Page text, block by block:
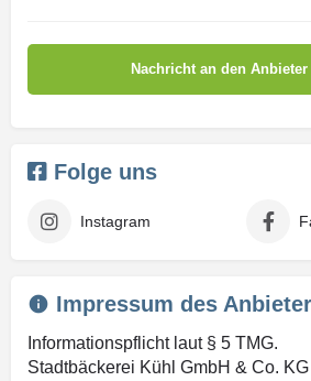
Folge uns
Instagram
Impressum des
Informationspflicht laut § 5 TMG.
Stadtbäckerei Kühl GmbH & Co. KG